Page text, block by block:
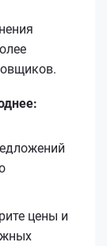
цены и